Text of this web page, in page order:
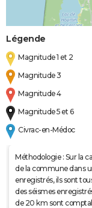
Légende
Magnitude 1 et 2
Magnitude 3
Magnitude 4
Magnitude 5 et 6
Civrac-en-Médoc
Méthodologie : Sur la
de la commune dans
enregistrés, ils sont
des séismes
de 20 km sont